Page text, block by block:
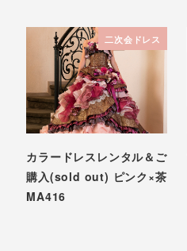
二次会ドレス
カラードレスレンタル＆ご
購入(sold out) ピンク×茶
MA416